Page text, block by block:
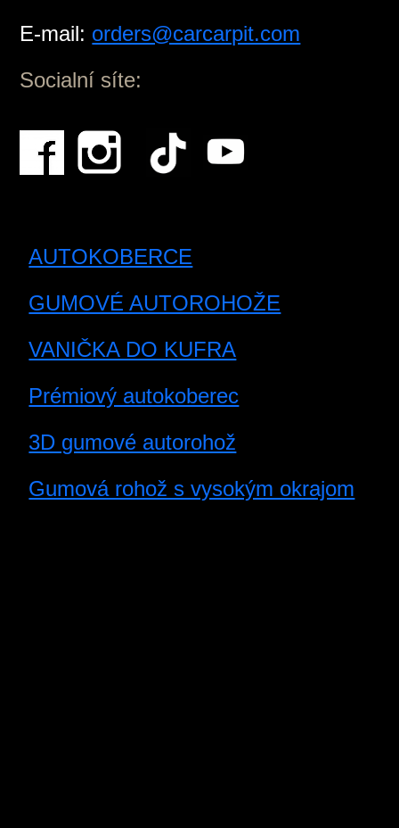
E-mail: orders@carcarpit.com
Socialní síte:
AUTOKOBERCE
GUMOVÉ AUTOROHOŽE
VANIČKA DO KUFRA
Prémiový autokoberec
3D gumové autorohož
Gumová rohož s vysokým okrajom